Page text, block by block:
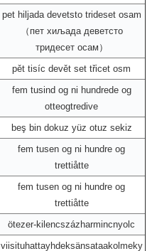
pet hiljada devetsto trideset osam
（пет хиљада деветсто
тридесет осам）
pět tisíc devět set třicet osm
fem tusind og ni hundrede og
otteogtredive
beş bin dokuz yüz otuz sekiz
fem tusen og ni hundre og
trettiåtte
fem tusen og ni hundre og
trettiåtte
ötezer-kilencszázharmincnyolc
viisituhattayhdeksänsataakolmeky